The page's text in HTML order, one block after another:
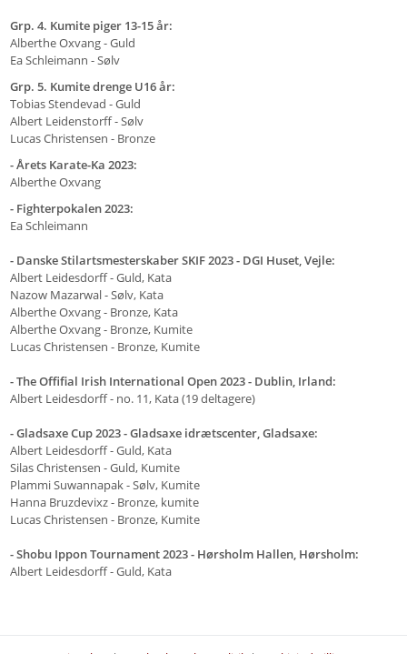
Grp. 4. Kumite piger 13-15 år:
Alberthe Oxvang - Guld
Ea Schleimann - Sølv
Grp. 5. Kumite drenge U16 år:
Tobias Stendevad - Guld
Albert Leidenstorff - Sølv
Lucas Christensen - Bronze
- Årets Karate-Ka 2023:
Alberthe Oxvang
- Fighterpokalen 2023:
Ea Schleimann
- Danske Stilartsmesterskaber SKIF 2023 - DGI Huset, Vejle:
Albert Leidesdorff- Guld, Kata
Nazow Mazarwal - Sølv, Kata
Alberthe Oxvang - Bronze, Kata
Alberthe Oxvang - Bronze, Kumite
Lucas Christensen - Bronze, Kumite
- The Offifial Irish International Open 2023 - Dublin, Irland:
Albert Leidesdorff- no. 11, Kata (19 deltagere)
- Gladsaxe Cup 2023 - Gladsaxe idrætscenter, Gladsaxe:
Albert Leidesdorff- Guld, Kata
Silas Christensen - Guld, Kumite
Plammi Suwannapak - Sølv, Kumite
Hanna Bruzdevixz - Bronze, kumite
Lucas Christensen - Bronze, Kumite
- Shobu Ippon Tournament 2023 - Hørsholm Hallen, Hørsholm:
Albert Leidesdorff- Guld, Kata